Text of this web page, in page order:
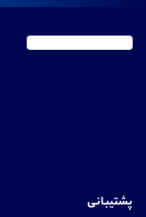
پشتیبانی